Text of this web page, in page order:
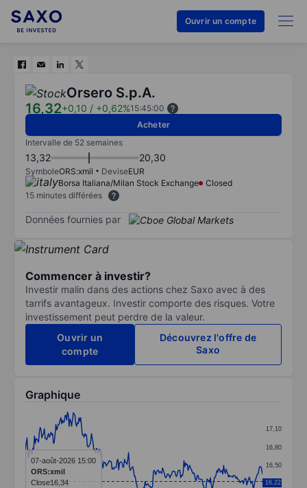
Ouvrir un compte
Orsero S.p.A.
16,32+0,10 / +0,62%15:45:00
Acheter
Intervalle de 52 semaines
13,32 20,30
SymboleORS:xmil DeviseEUR
Borsa Italiana/Milan Stock Exchange
Closed
15 minutes différées
Données fournies par
Commencer à investir?
Investir malin dans des actions chez Saxo avec à des
tarrifs avantageux. Investir comporte des risques. Votre
investissement peut perdre de la valeur.
Ouvrir un
compte
Découvrez l'offre de
Saxo
Graphique
Line chart with 288 data points.
The chart has 1 X axis displaying categories.
The chart has 1 Y axis displaying values. Data ranges
16,20
16,50
16,80
17,10
16,22
07-août-2026 15:00
ORS:xmil
Close16,34